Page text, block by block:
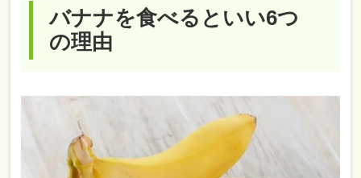
バナナを食べるといい6つ
の理由